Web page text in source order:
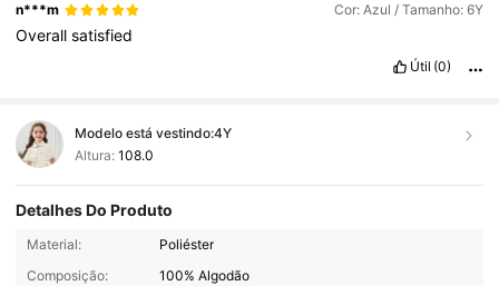
n***m Cor: Azul / Tamanho: 6Y
Overallsatisfied
Útil (0)
Modelo está vestindo:4Y
Altura: 108.0
Detalhes Do Produto
Material:
Poliéster
Composição:
100% Algodão